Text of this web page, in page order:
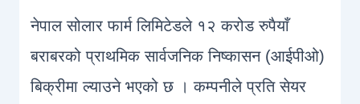
नेपाल सोलार फार्म लिमिटेडले १२ करोड रुपैयाँ
बराबरको प्राथमिक सार्वजनिक निष्कासन (आईपीओ)
बिक्रीमा ल्याउने भएको छ । कम्पनीले प्रति सेयर